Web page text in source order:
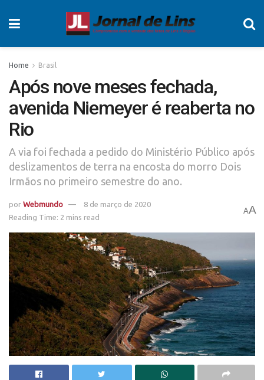
Home Brasil
Após nove meses fechada,
avenida Niemeyer é reaberta no
Rio
A via foi fechada a pedido do Ministério Público após
deslizamentos de terra na encosta do morro Dois
Irmãos no primeiro semestre do ano.
por Webmundo
8 de março de 2020
Reading Time: 2 mins read
AA